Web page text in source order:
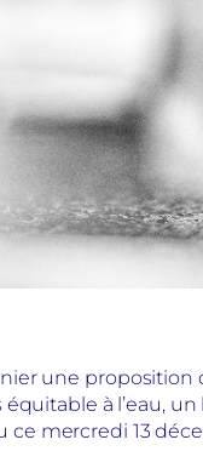
une proposition
équitable à l’eau,
mercredi 13